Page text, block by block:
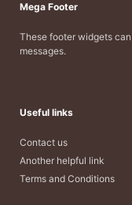
Mega Footer
These footer widgets
messages.
Useful links
Contact us
Another helpful link
Terms and Conditions